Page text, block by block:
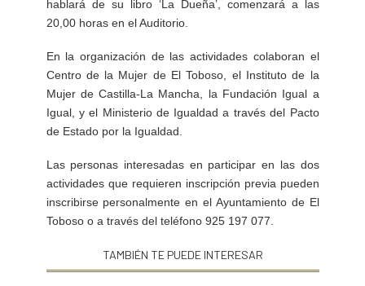
hablará de su libro ‘La Dueña’, comenzará a las
20,00 horas en el Auditorio.
En la organización de las actividades colaboran el
Centro de la Mujer de El Toboso, el Instituto de la
Mujer de Castilla-La Mancha, la Fundación Igual a
Igual, y el Ministerio de Igualdad a través del Pacto
de Estado por la Igualdad.
Las personas interesadas en participar en las dos
actividades que requieren inscripción previa pueden
inscribirse personalmente en el Ayuntamiento de El
Toboso o a través del teléfono 925 197 077.
TAMBIÉN TE PUEDE INTERESAR